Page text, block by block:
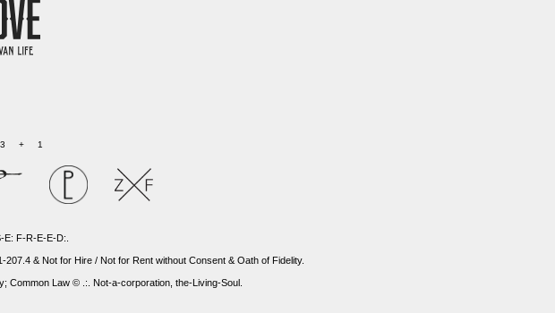
E: F-R-E-E-D:.
& Not for Hire / Not for Rent without Consent & Oath of Fidelity.
Common Law © .:. Not-a-corporation, the-Living-Soul.